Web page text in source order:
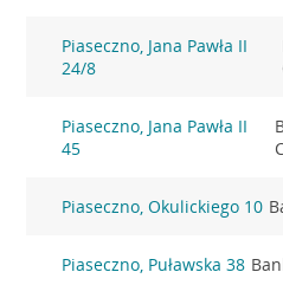
Piaseczno, Jana Pawła II
24/8
Piaseczno, Jana Pawła II
45
Piaseczno, Okulickiego 10
Piaseczno, Puławska 38